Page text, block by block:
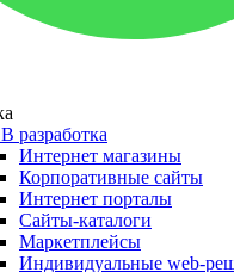
разработка
Интернет магазины
Корпоративные сайты
Интернет порталы
Сайты-каталоги
Маркетплейсы
Индивидуальные web-